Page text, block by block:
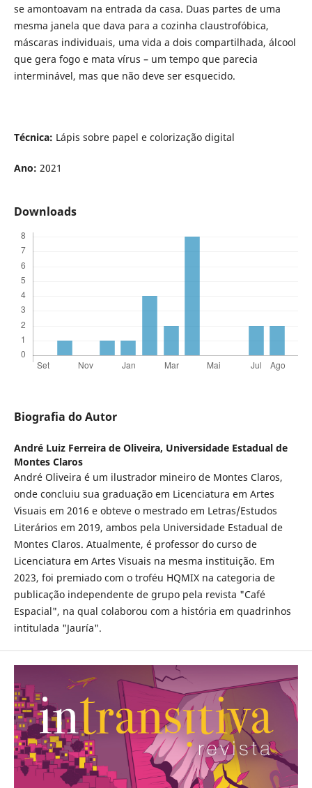
se amontoavam na entrada da casa. Duas partes de uma
mesma janela que dava para a cozinha claustrofóbica,
máscaras individuais, uma vida a dois compartilhada, álcool
que gera fogo e mata vírus – um tempo que parecia
interminável, mas que não deve ser esquecido.
Técnica: Lápis sobre papel e colorização digital
Ano: 2021
Downloads
Biografia do Autor
André Luiz Ferreira de Oliveira, Universidade Estadual de
Montes Claros
André Oliveira é um ilustrador mineiro de Montes Claros,
onde concluiu sua graduação em Licenciatura em Artes
Visuais em 2016 e obteve o mestrado em Letras/Estudos
Literários em 2019, ambos pela Universidade Estadual de
Montes Claros. Atualmente, é professor do curso de
Licenciatura em Artes Visuais na mesma instituição. Em
2023, foi premiado com o troféu HQMIX na categoria de
publicação independente de grupo pela revista "Café
Espacial", na qual colaborou com a história em quadrinhos
intitulada "Jauría".